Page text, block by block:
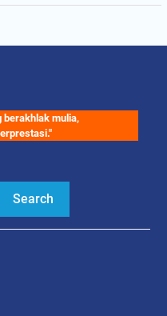
berakhlak mulia,
Search